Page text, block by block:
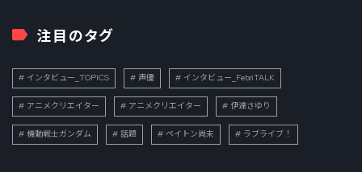
注目のタグ
インタビュー_TOPICS 声優 インタビュー_FebriTALK
アニメクリエイター アニメクリエイター 伊達さゆり
機動戦士ガンダム 話題 ペイトン尚未 ラブライブ！